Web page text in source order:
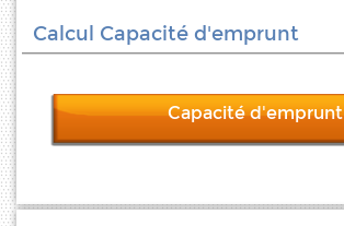
Calcul Capacité d'emprunt
Capacité d'emprunt